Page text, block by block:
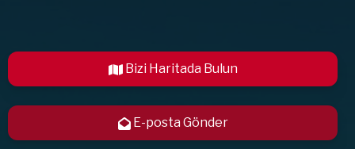
Bizi Haritada Bulun
E-posta Gönder